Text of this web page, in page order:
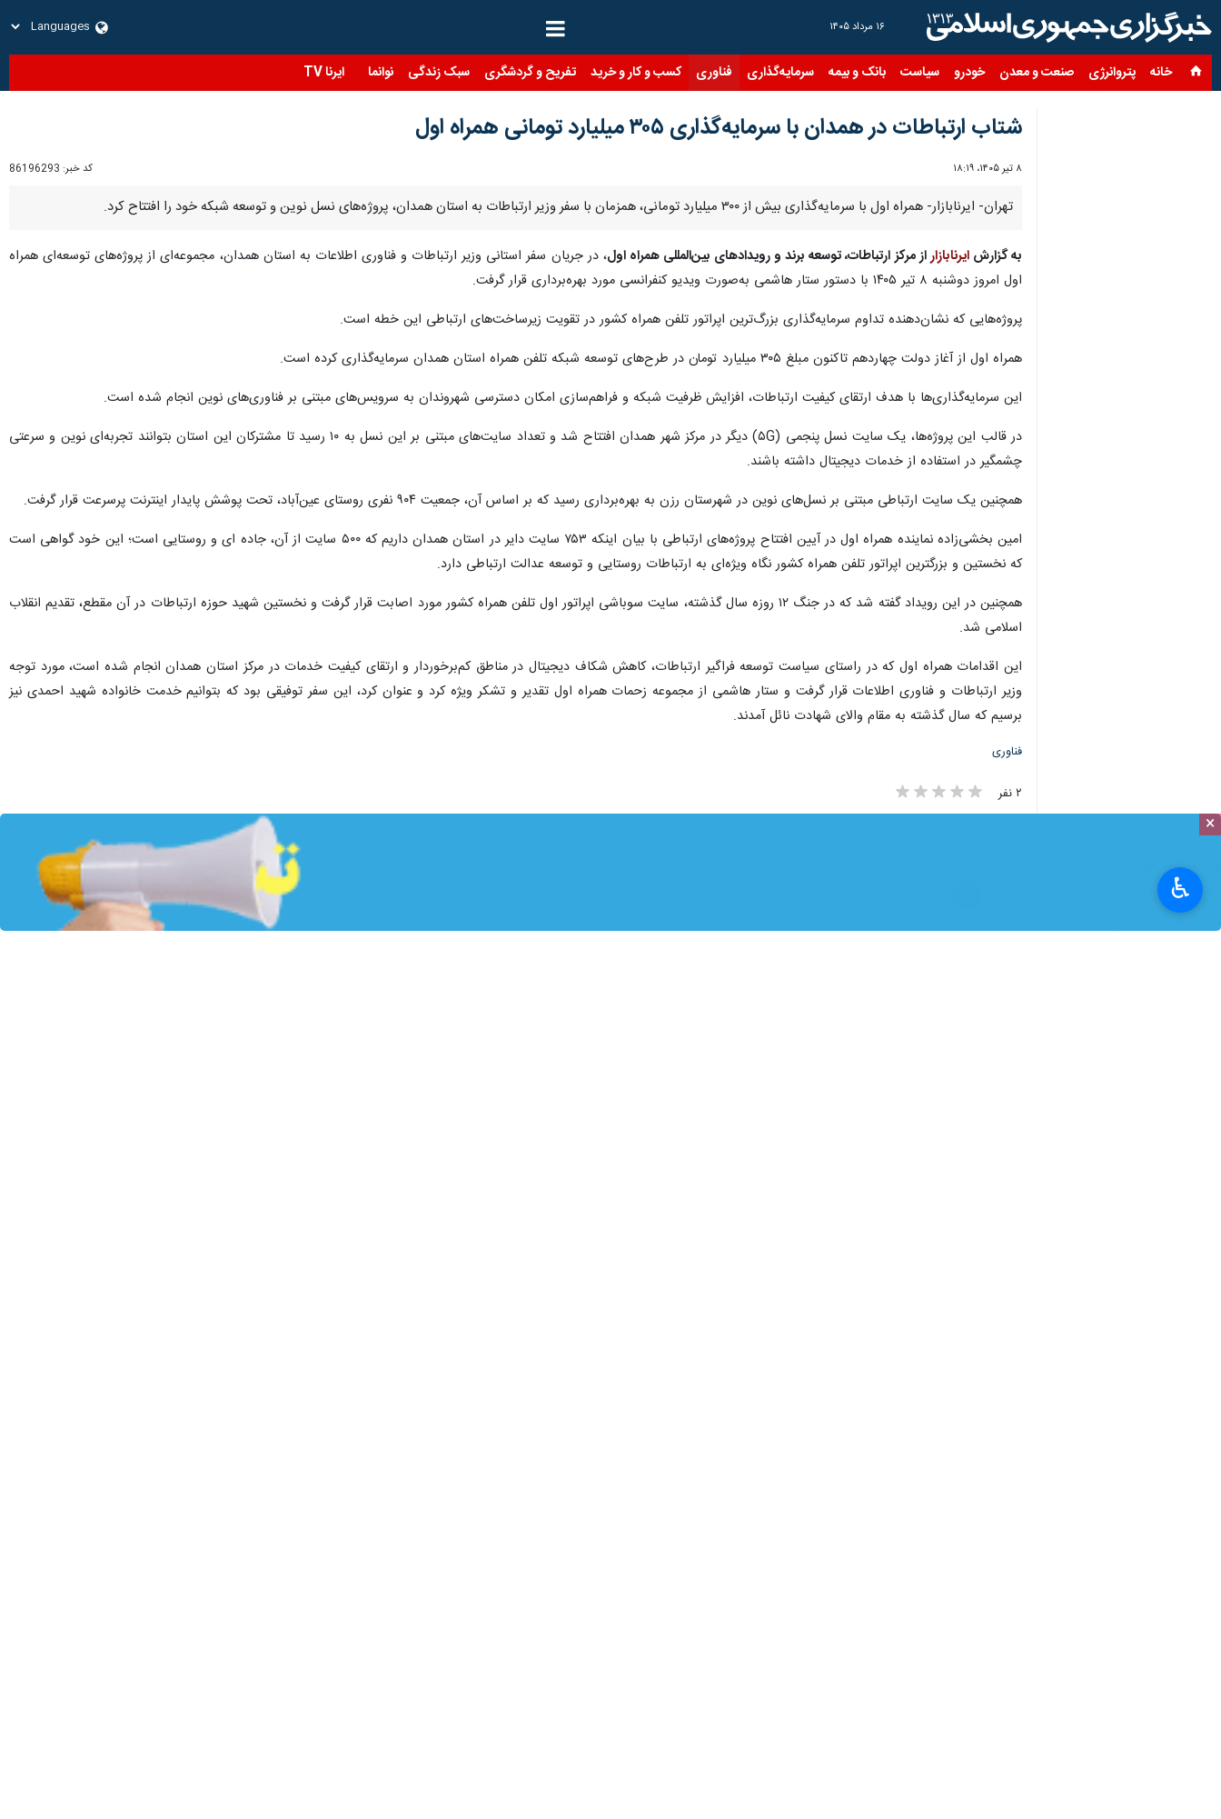
۱۶ مرداد ۱۴۰۵
خانه پتروانرژی صنعت و معدن خودرو سیاست بانک و بیمه سرمایه‌گذاری فناوری کسب و کار و خرید تفریح و گردشگری سبک زندگی نوانما ایرنا TV
×
شتاب ارتباطات در همدان با سرمایه‌گذاری ۳۰۵ میلیارد تومانی همراه اول
۸ تیر ۱۴۰۵، ۱۸:۱۹ کد خبر: 86196293
تهران- ایرنابازار- همراه اول با سرمایه‌گذاری بیش از ۳۰۰ میلیارد تومانی، همزمان با سفر وزیر ارتباطات به استان همدان، پروژه‌های نسل نوین و توسعه شبکه خود را افتتاح کرد.
به گزارشایرنابازاراز مرکز ارتباطات، توسعه برند و رویدادهای بین‌المللی همراه اول، در جریان سفر استانی وزیر ارتباطات و فناوری اطلاعات به استان همدان، مجموعه‌ای از پروژه‌های توسعه‌ای همراه
اول امروز دوشنبه ۸ تیر ۱۴۰۵ با دستور ستار هاشمی به‌صورت ویدیو کنفرانسی مورد بهره‌برداری قرار گرفت.
پروژه‌هایی که نشان‌دهنده تداوم سرمایه‌گذاری بزرگ‌ترین اپراتور تلفن همراه کشور در تقویت زیرساخت‌های ارتباطی این خطه است.
همراه اول از آغاز دولت چهاردهم تاکنون مبلغ ۳۰۵ میلیارد تومان در طرح‌های توسعه شبکه تلفن همراه استان همدان سرمایه‌گذاری کرده است.
این سرمایه‌گذاری‌ها با هدف ارتقای کیفیت ارتباطات، افزایش ظرفیت شبکه و فراهم‌سازی امکان دسترسی شهروندان به سرویس‌های مبتنی بر فناوری‌های نوین انجام شده است.
در قالب این پروژه‌ها، یک سایت نسل پنجمی (۵G) دیگر در مرکز شهر همدان افتتاح شد و تعداد سایت‌های مبتنی بر این نسل به ۱۰ رسید تا مشترکان این استان بتوانند تجربه‌ای نوین و سرعتی
چشمگیر در استفاده از خدمات دیجیتال داشته باشند.
همچنین یک سایت ارتباطی مبتنی بر نسل‌های نوین در شهرستان رزن به بهره‌برداری رسید که بر اساس آن، جمعیت ۹۰۴ نفری روستای عین‌آباد، تحت پوشش پایدار اینترنت پرسرعت قرار گرفت.
امین بخشی‌زاده نماینده همراه اول در آیین افتتاح پروژه‌های ارتباطی با بیان اینکه ۷۵۳ سایت دایر در استان همدان داریم که ۵۰۰ سایت از آن، جاده ای و روستایی است؛ این خود گواهی است
که نخستین و بزرگترین اپراتور تلفن همراه کشور نگاه ویژه‌ای به ارتباطات روستایی و توسعه عدالت ارتباطی دارد.
همچنین در این رویداد گفته شد که در جنگ ۱۲ روزه سال گذشته، سایت سوباشی اپراتور اول تلفن همراه کشور مورد اصابت قرار گرفت و نخستین شهید حوزه ارتباطات در آن مقطع، تقدیم انقلاب
اسلامی شد.
این اقدامات همراه اول که در راستای سیاست توسعه فراگیر ارتباطات، کاهش شکاف دیجیتال در مناطق کم‌برخوردار و ارتقای کیفیت خدمات در مرکز استان همدان انجام شده است، مورد توجه
وزیر ارتباطات و فناوری اطلاعات قرار گرفت و ستار هاشمی از مجموعه زحمات همراه اول تقدیر و تشکر ویژه کرد و عنوان کرد، این سفر توفیقی بود که بتوانیم خدمت خانواده شهید احمدی نیز
برسیم که سال گذشته به مقام والای شهادت نائل آمدند.
فناوری
۲ نفر
برچسب‌ها
خدمات دیجیتال
♿︎